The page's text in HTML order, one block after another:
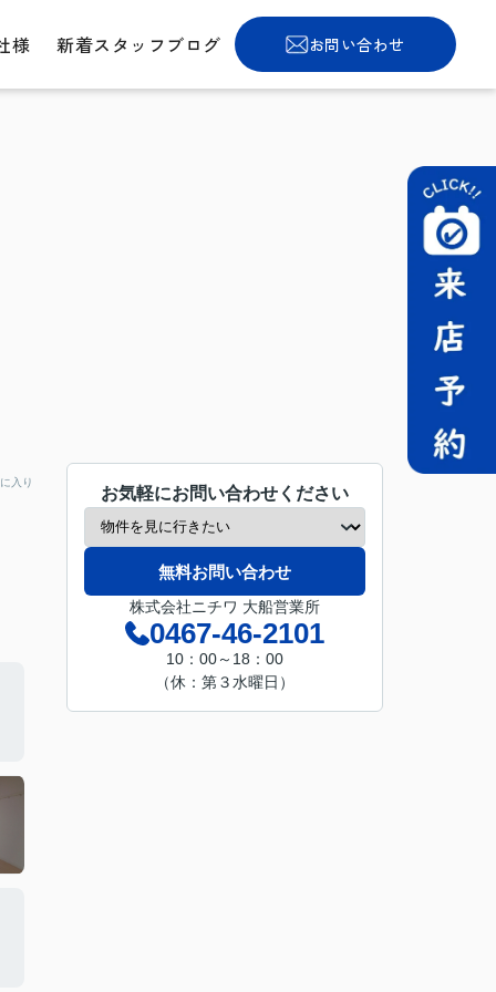
様 新着スタッフブログ お問い合わせ
入り
お気軽にお問い合わせください
無料お問い合わせ
株式会社ニチワ 大船営業所
0467-46-2101
10：00～18：00
（休：第３水曜日）